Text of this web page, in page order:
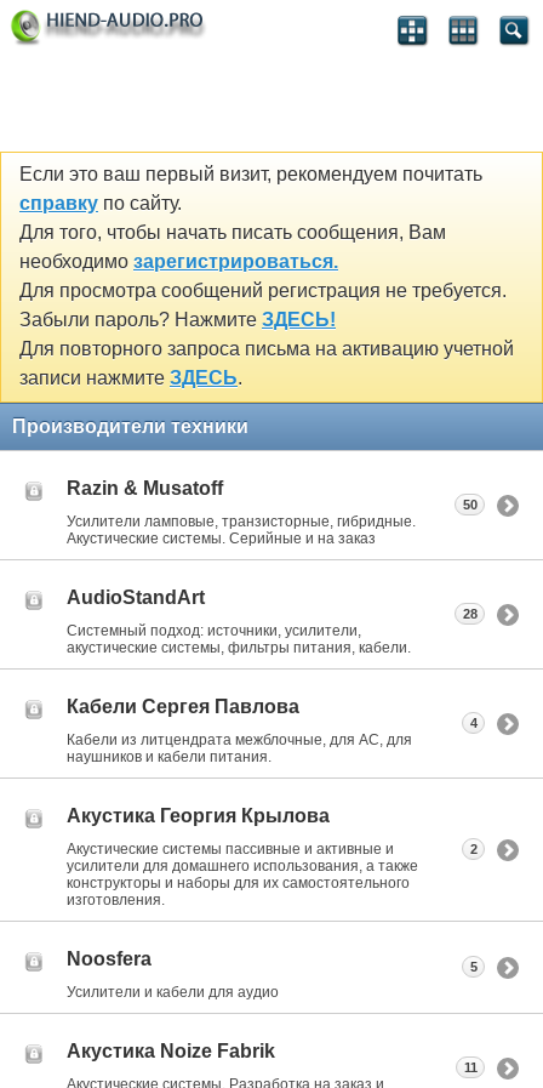
Если это ваш первый визит, рекомендуем почитать
справку по сайту.
Для того, чтобы начать писать сообщения, Вам
необходимо зарегистрироваться.
Для просмотра сообщений регистрация не требуется.
Забыли пароль? Нажмите ЗДЕСЬ!
Для повторного запроса письма на активацию учетной
записи нажмите ЗДЕСЬ.
Производители техники
Razin & Musatoff
Усилители ламповые, транзисторные, гибридные.
Акустические системы. Серийные и на заказ
50
AudioStandArt
Системный подход: источники, усилители,
акустические системы, фильтры питания, кабели.
28
Кабели Сергея Павлова
Кабели из литцендрата межблочные, для АС, для
наушников и кабели питания.
4
Акустика Георгия Крылова
Акустические системы пассивные и активные и
усилители для домашнего использования, а также
конструкторы и наборы для их самостоятельного
изготовления.
2
Noosfera
Усилители и кабели для аудио
5
Акустика Noize Fabrik
Акустические системы. Разработка на заказ и
11